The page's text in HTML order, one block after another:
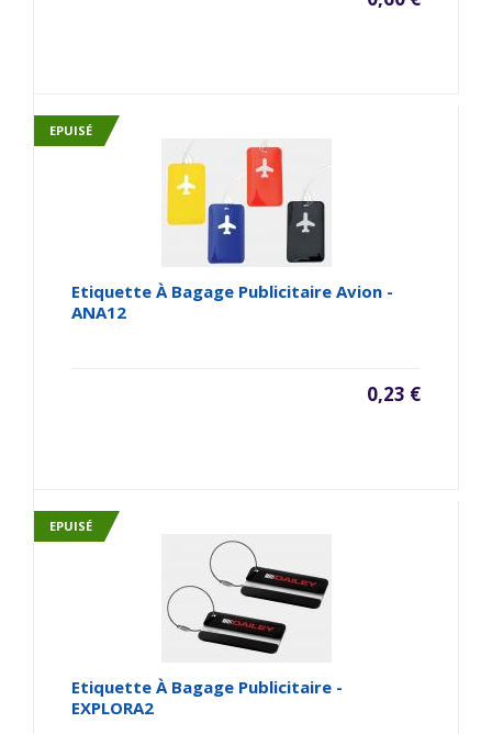
EPUISÉ
Etiquette À Bagage Publicitaire Avion -
ANA12
0,23 €
EPUISÉ
Etiquette À Bagage Publicitaire -
EXPLORA2